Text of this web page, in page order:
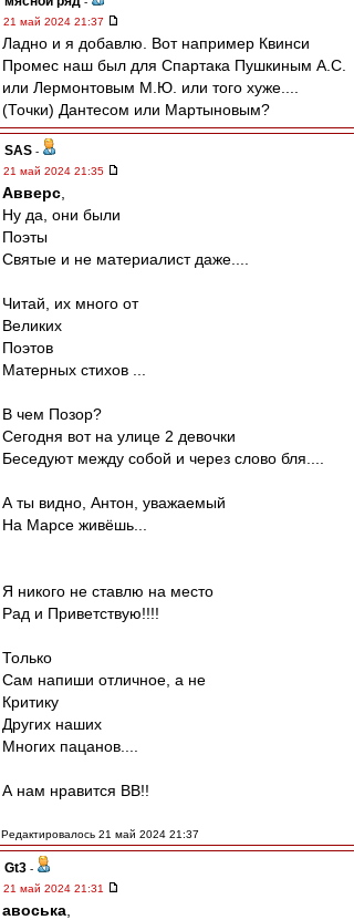
21 май 2024 21:37
Ладно и я добавлю. Вот например Квинси
Промес наш был для Спартака Пушкиным А.С.
или Лермонтовым М.Ю. или того хуже....
(Точки) Дантесом или Мартыновым?
SAS -
21 май 2024 21:35
Авверс
Ну да, они были
Поэты
Святые и не материалист даже....
Читай, их много от
Великих
Поэтов
Матерных стихов ...
В чем Позор?
Сегодня вот на улице 2 девочки
Беседуют между собой и через слово бля....
А ты видно, Антон, уважаемый
На Марсе живёшь...
Я никого не ставлю на место
Рад и Приветствую!!!!
Только
Сам напиши отличное, а не
Критику
Других наших
Многих пацанов....
А нам нравится ВВ!!
Редактировалось 21 май 2024 21:37
Gt3 -
21 май 2024 21:31
авоська